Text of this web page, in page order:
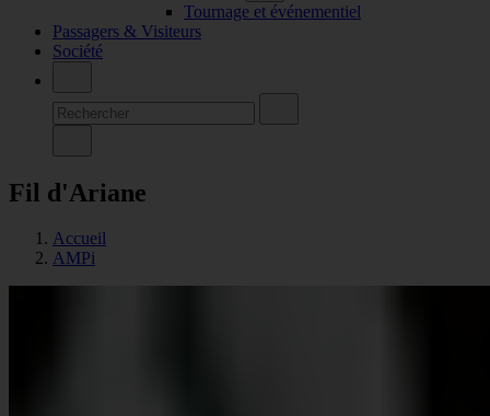
Tournage et événementiel
Passagers & Visiteurs
Société
Fil d'Ariane
Accueil
AMPi